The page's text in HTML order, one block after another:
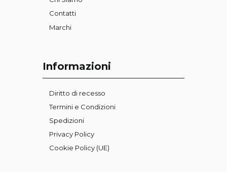
Contatti
Marchi
Informazioni
Diritto di recesso
Termini e Condizioni
Spedizioni
Privacy Policy
Cookie Policy (UE)